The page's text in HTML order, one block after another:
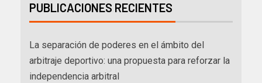
PUBLICACIONES RECIENTES
La separación de poderes en el ámbito del
arbitraje deportivo: una propuesta para reforzar la
independencia arbitral